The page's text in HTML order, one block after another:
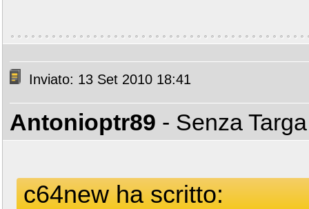
Inviato: 13 Set 2010 18:41
Antonioptr89 - Senza
c64new ha scritto: